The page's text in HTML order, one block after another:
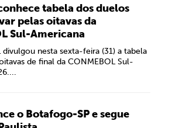
tabela dos duelos
pelas oitavas da
Sul-Americana
divulgou nesta sexta-feira (31) a tabela
de final da CONMEBOL Sul-
o Botafogo-SP e segue